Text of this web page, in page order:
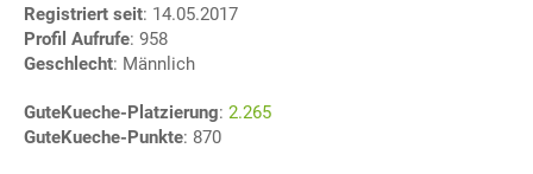
Registriert seit: 14.05.2017
Profil Aufrufe: 958
Geschlecht: Männlich
GuteKueche-Platzierung: 2.265
GuteKueche-Punkte: 870